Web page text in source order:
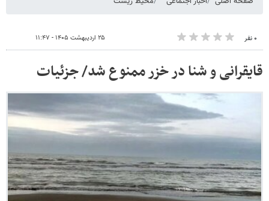
۰ نفر ۲۵ اردیبهشت ۱۴۰۵ - ۱۱:۴۷
قایقرانی و شنا در خزر ممنوع شد/ جزئیات